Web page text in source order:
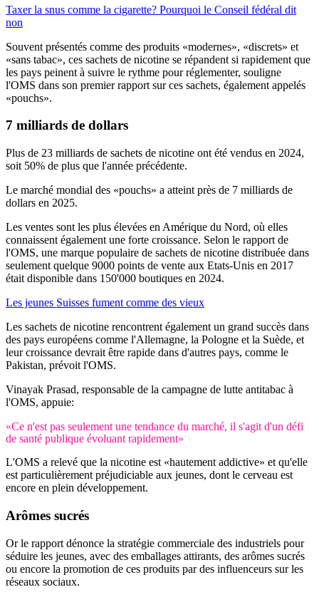
Taxer la snus comme la cigarette? Pourquoi le Conseil fédéral dit
non
Souvent présentés comme des produits «modernes», «discrets» et
«sans tabac», ces sachets de nicotine se répandent si rapidement que
les pays peinent à suivre le rythme pour réglementer, souligne
l'OMS dans son premier rapport sur ces sachets, également appelés
«pouchs».
7 milliards de dollars
Plus de 23 milliards de sachets de nicotine ont été vendus en 2024,
soit 50% de plus que l'année précédente.
Le marché mondial des «pouchs» a atteint près de 7 milliards de
dollars en 2025.
Les ventes sont les plus élevées en Amérique du Nord, où elles
connaissent également une forte croissance. Selon le rapport de
l'OMS, une marque populaire de sachets de nicotine distribuée dans
seulement quelque 9000 points de vente aux Etats-Unis en 2017
était disponible dans 150'000 boutiques en 2024.
Les jeunes Suisses fument comme des vieux
Les sachets de nicotine rencontrent également un grand succès dans
des pays européens comme l'Allemagne, la Pologne et la Suède, et
leur croissance devrait être rapide dans d'autres pays, comme le
Pakistan, prévoit l'OMS.
Vinayak Prasad, responsable de la campagne de lutte antitabac à
l'OMS, appuie:
«Ce n'est pas seulement une tendance du marché, il s'agit d'un défi
de santé publique évoluant rapidement»
L'OMS a relevé que la nicotine est «hautement addictive» et qu'elle
est particulièrement préjudiciable aux jeunes, dont le cerveau est
encore en plein développement.
Arômes sucrés
Or le rapport dénonce la stratégie commerciale des industriels pour
séduire les jeunes, avec des emballages attirants, des arômes sucrés
ou encore la promotion de ces produits par des influenceurs sur les
réseaux sociaux.